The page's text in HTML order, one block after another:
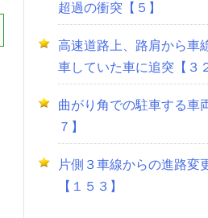
超過の衝突【５】
高速道路上、路肩から車
車していた車に追突【３
曲がり角での駐車する車
７】
片側３車線からの進路変
【１５３】